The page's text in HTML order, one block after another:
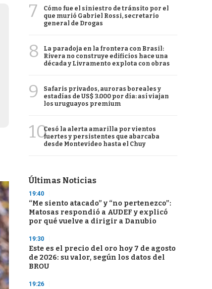
7
Cómo fue el siniestro de tránsito por el
que murió Gabriel Rossi, secretario
general de Drogas
8
La paradoja en la frontera con Brasil:
Rivera no construye edificios hace una
década y Livramento explota con obras
9
Safaris privados, auroras boreales y
estadías de US$ 3.000 por día: así viajan
los uruguayos premium
10Cesó la alerta amarilla por vientos
fuertes y persistentes que abarcaba
desde Montevideo hasta el Chuy
Últimas Noticias
19:40
“Me siento atacado” y “no pertenezco”:
Matosas respondió a AUDEF y explicó
por qué vuelve a dirigir a Danubio
19:30
Este es el precio del oro hoy 7 de agosto
de 2026: su valor, según los datos del
BROU
19:26